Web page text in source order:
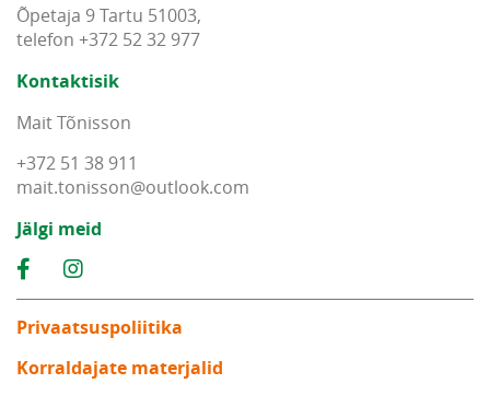
Õpetaja 9 Tartu 51003,
telefon +372 52 32 977
Kontaktisik
Mait Tõnisson
+372 51 38 911
mait.tonisson@outlook.com
Jälgi meid
Privaatsuspoliitika
Korraldajate materjalid